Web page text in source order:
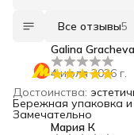
Все отзывы5
Galina Gracheva
4 июля 2026 г.
Достоинства:
Бережная упаковка и
Замечательно
Мария К